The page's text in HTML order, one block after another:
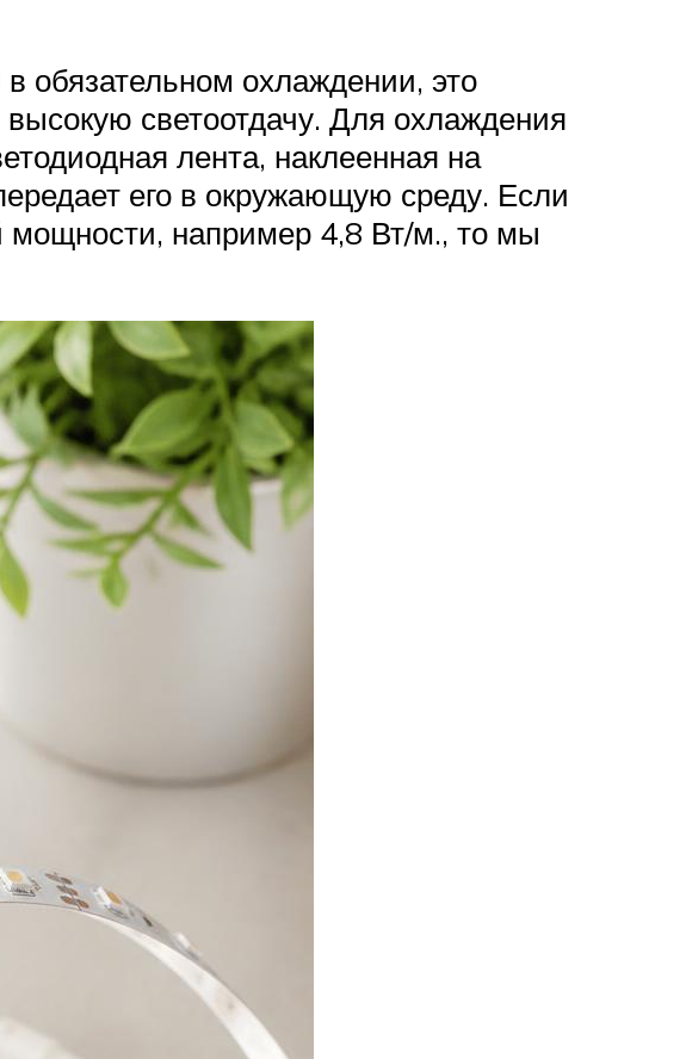
обязательном охлаждении, это
светоотдачу. Для охлаждения
лента, наклеенная на
его в окружающую среду. Если
например 4,8 Вт/м., то мы